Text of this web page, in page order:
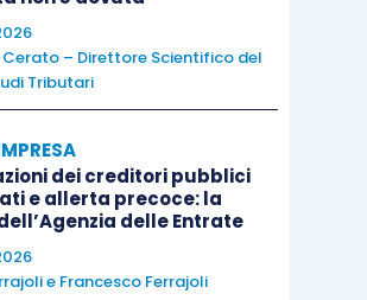
ricorda che – secondo gli
della Corte di Giustizia Europea –
va considerata onerosa quando
tra la cessione di beni o la
di servizi ed il corrispettivo
ininfluente che quest’ultimo
uguale o inferiore al prezzo di
Cerato – Direttore Scientifico del
Tributari
dei creditori pubblici
e allerta precoce: la
delle Entrate
e Francesco Ferrajoli